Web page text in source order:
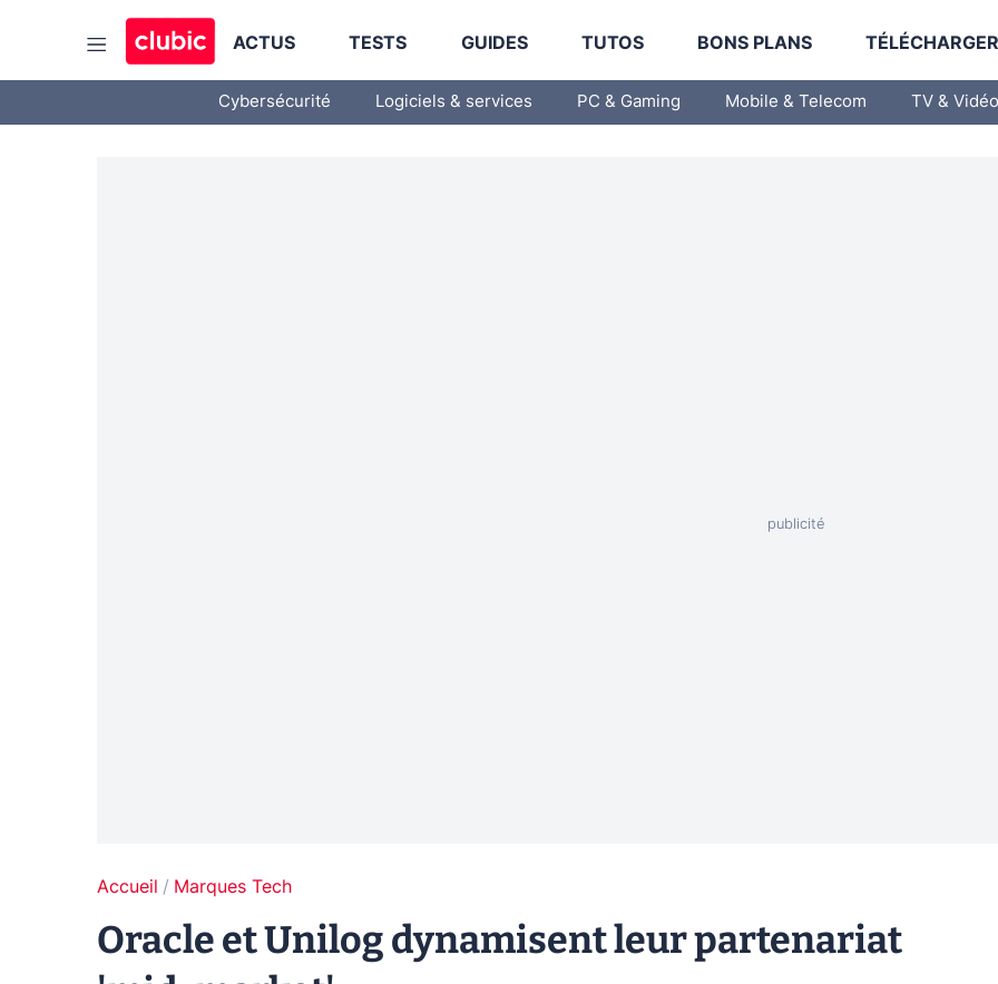
ACTUS TESTS GUIDES TUTOS BONS PLANS
Cybersécurité Logiciels & services PC & Gaming Mobile & Telecom TV & Vidéo
Accueil Marques Tech
Oracle et Unilog dynamisent leur partenariat